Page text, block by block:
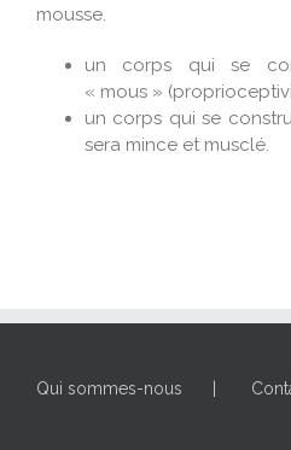
mousse.
un corps qui se
« mous »
un corps qui se
sera mince et musclé.
Qui sommes-nous